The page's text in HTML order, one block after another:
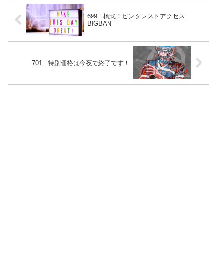
699 : 橋式！ピンタレストアクセス
BIGBAN
701 : 特別価格は今夜で終了です！